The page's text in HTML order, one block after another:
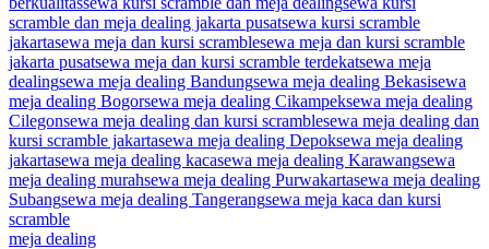
scramble dan meja dealing jakarta pusatsewa kursi scramble
jakartasewa meja dan kursi scramblesewa meja dan kursi scramble
jakarta pusatsewa meja dan kursi scramble terdekatsewa meja
dealingsewa meja dealing Bandungsewa meja dealing Bekasisewa
meja dealing Bogorsewa meja dealing Cikampeksewa meja dealing
Cilegonsewa meja dealing dan kursi scramblesewa meja dealing dan
kursi scramble jakartasewa meja dealing Depoksewa meja dealing
jakartasewa meja dealing kacasewa meja dealing Karawangsewa
meja dealing murahsewa meja dealing Purwakartasewa meja dealing
Subangsewa meja dealing Tangerangsewa meja kaca dan kursi
scramble
meja dealing